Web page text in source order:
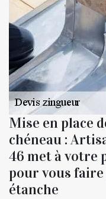
Mise en place
chéneau :
46 met à votre
pour vous
étanche